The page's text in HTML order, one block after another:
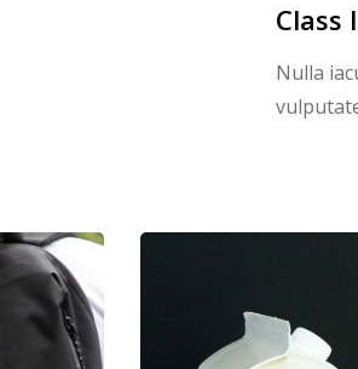
Nulla